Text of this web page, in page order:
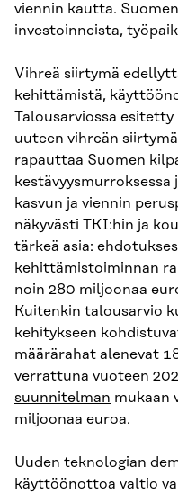
viennin kautta.
investoinneista,
Vihreä siirtymä
kehittämistä,
Talousarviossa
uuteen vihreän
rapauttaa Suomen
kasvun ja viennin
näkyvästi TKI:hin ja
tärkeä asia:
kehittämistoiminnan
noin 280 miljoonaa
Kuitenkin talousarvio
kehitykseen
määrärahat alenevat
verrattuna vuoteen
suunnitelman mukaan
miljoonaa euroa.
Uuden teknologian
käyttöönottoa valtio